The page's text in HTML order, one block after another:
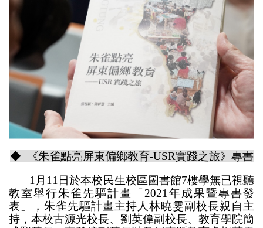
◆ 《朱雀點亮屏東偏鄉教育-USR實踐之旅》專書
1月11日於本校民生校區圖書館7樓學無已視聽
教室舉行朱雀先驅計畫「2021年成果暨專書發
表」，朱雀先驅計畫主持人林曉雯副校長親自主
持，本校古源光校長、劉英偉副校長、教育學院簡